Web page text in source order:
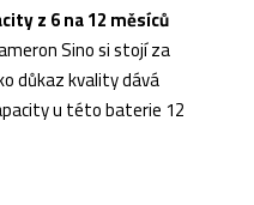
z 6 na 12 měsíců
Sino si stojí za
důkaz kvality dává
u této baterie 12